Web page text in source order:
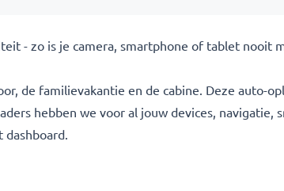
- zo is je camera, smartphone of tablet nooit
de familievakantie en de cabine. Deze auto-
hebben we voor al jouw devices, navigatie,
dashboard.